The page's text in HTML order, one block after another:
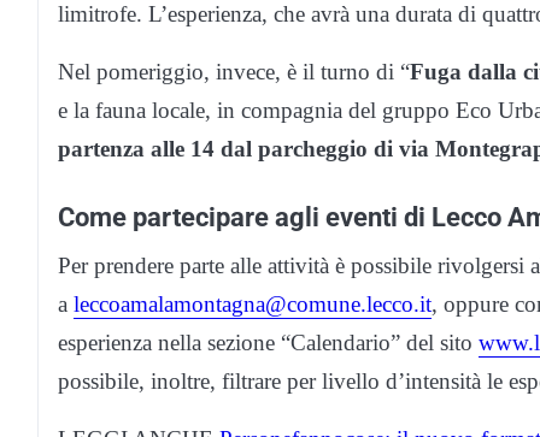
limitrofe. L’esperienza, che avrà una durata di
Nel pomeriggio, invece, è il turno di “Fuga dalla
e la fauna locale, in compagnia del gruppo Eco
partenza alle 14 dal parcheggio di via
Come partecipare agli eventi di Lecco
Per prendere parte alle attività è possibile rivolgersi
a leccoamalamontagna@comune.lecco.it, oppure
esperienza nella sezione “Calendario” del sito
possibile, inoltre, filtrare per livello d’intensità le